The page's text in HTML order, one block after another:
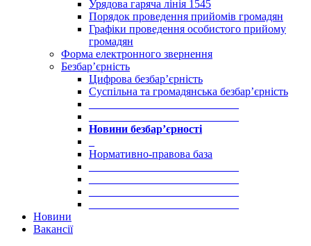
Урядова гаряча лінія 1545
Порядок проведення прийомів громадян
Графіки проведення особистого прийому
громадян
Форма електронного звернення
Безбар’єрність
Цифрова безбар’єрність
Суспільна та громадянська безбар’єрність
Новини безбар’єрності
Нормативно-правова база
Новини
Вакансії